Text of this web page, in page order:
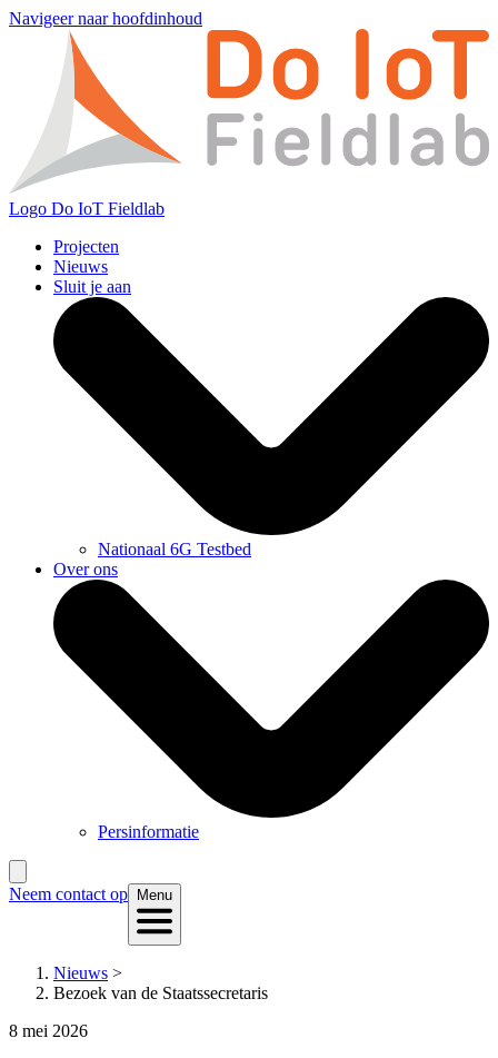
Navigeer naar hoofdinhoud
Logo Do IoT Fieldlab
Projecten
Nieuws
Sluit je aan
Nationaal 6G Testbed
Over ons
Persinformatie
Neem contact op Menu
Nieuws >
Bezoek van de Staatssecretaris
8 mei 2026